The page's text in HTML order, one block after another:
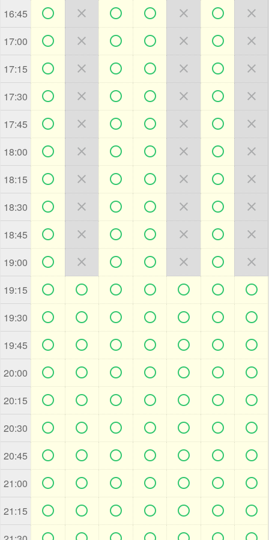
16:45       
17:00       
17:15       
17:30       
17:45       
18:00       
18:15       
18:30       
18:45       
19:00       
19:15       
19:30       
19:45       
20:00       
20:15       
20:30       
20:45       
21:00       
21:15       